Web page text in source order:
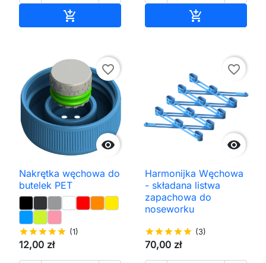
 

favorite_border
Nakrętka węchowa do
butelek PET
starstarstarstarstar (1)
12,00 zł

favorite_border
Harmonijka Węchowa
- składana listwa
zapachowa do
noseworku
starstarstarstarstar (3)
70,00 zł